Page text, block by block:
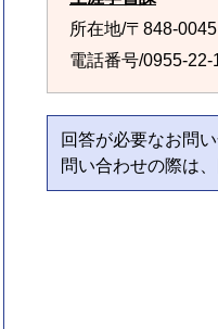
所在地/〒848-
電話番号/0955-22-
回答が必要なお問
問い合わせの際は